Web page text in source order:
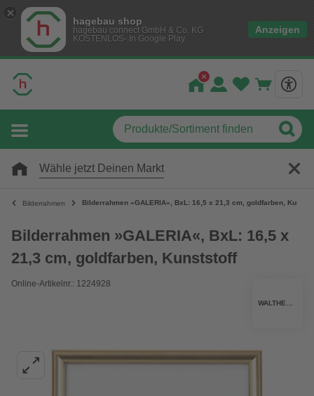
hagebau shop
hagebau connect GmbH & Co. KG
KOSTENLOS- In Google Play
Anzeigen
Wähle jetzt Deinen Markt
Bilderrahmen Bilderrahmen »GALERIA«, BxL: 16,5 x 21,3 cm, goldfarben,
Bilderrahmen »GALERIA«, BxL: 16,5 x
21,3 cm, goldfarben, Kunststoff
Online-Artikelnr.: 1224928